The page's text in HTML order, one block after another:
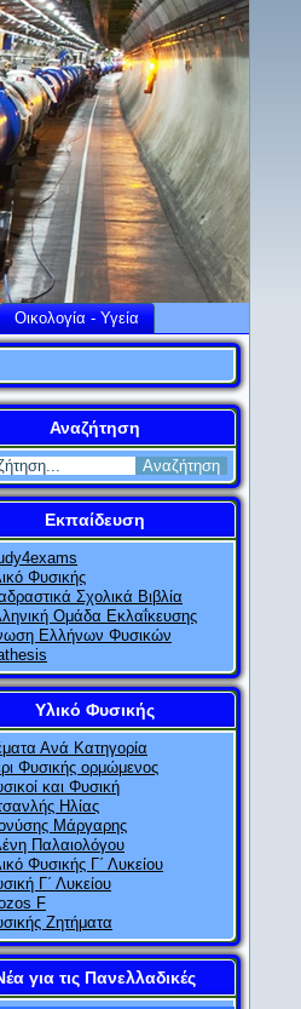
Οικολογία - Υγεία
Αναζήτηση
Εκπαίδευση
Φυσικής
Σχολικά Βιβλία
Ομάδα Εκλαΐκευσης
Ελλήνων Φυσικών
Υλικό Φυσικής
Ανά Κατηγορία
Φυσικής ορμώμενος
και Φυσική
Ηλίας
Μάργαρης
Παλαιολόγου
Φυσικής Γ΄ Λυκείου
Γ΄ Λυκείου
F
Ζητήματα
για τις Πανελλαδικές